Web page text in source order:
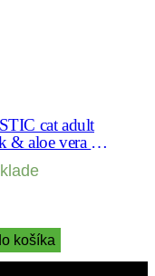
cat adult
& aloe vera &
košíka